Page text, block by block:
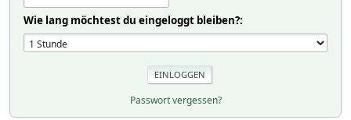
Wie lang möchtest du eingeloggt bleiben?:
Passwort vergessen?